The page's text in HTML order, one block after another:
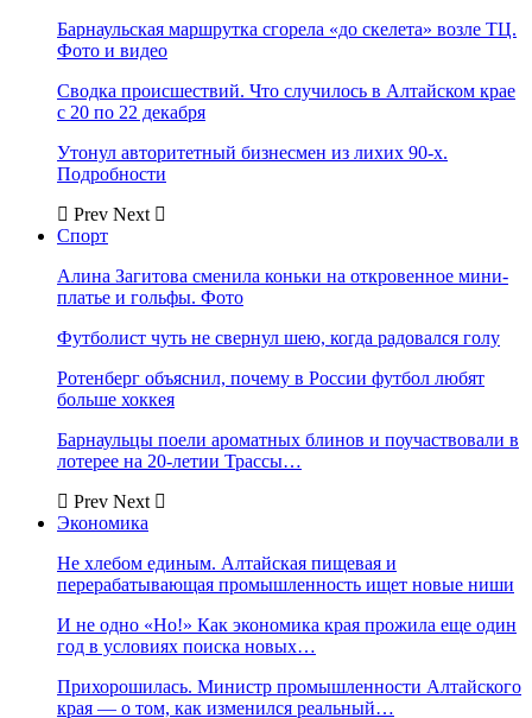
Барнаульская маршрутка сгорела «до скелета» возле ТЦ.
Фото и видео
Сводка происшествий. Что случилось в Алтайском крае
с 20 по 22 декабря
Утонул авторитетный бизнесмен из лихих 90-х.
Подробности
Prev Next
Спорт
Алина Загитова сменила коньки на откровенное мини-
платье и гольфы. Фото
Футболист чуть не свернул шею, когда радовался голу
Ротенберг объяснил, почему в России футбол любят
больше хоккея
Барнаульцы поели ароматных блинов и поучаствовали в
лотерее на 20-летии Трассы…
Prev Next
Экономика
Не хлебом единым. Алтайская пищевая и
перерабатывающая промышленность ищет новые ниши
И не одно «Но!» Как экономика края прожила еще один
год в условиях поиска новых…
Прихорошилась. Министр промышленности Алтайского
края — о том, как изменился реальный…